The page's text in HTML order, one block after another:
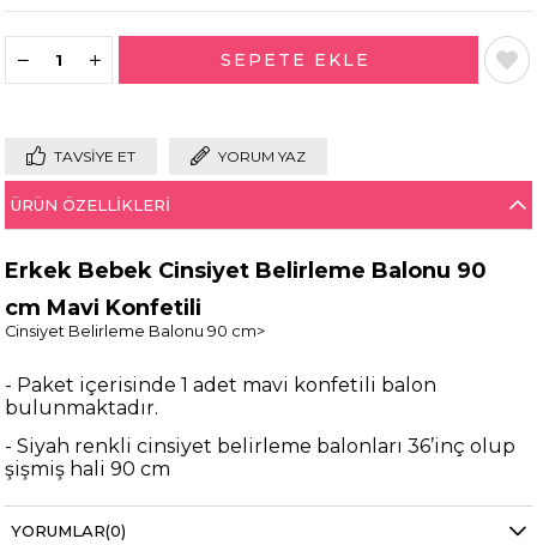
TAVSIYE ET YORUM YAZ
ÜRÜN ÖZELLIKLERI
Erkek Bebek Cinsiyet Belirleme Balonu 90
cm Mavi Konfetili
Cinsiyet Belirleme Balonu 90 cm>
- Paket içerisinde 1 adet mavi konfetili balon
bulunmaktadır.
- Siyah renkli cinsiyet belirleme balonları 36’inç olup
şişmiş hali 90 cm
- Siyah renkli olup içerisindeki konfetiler
gözükmemektedir.
YORUMLAR(0)